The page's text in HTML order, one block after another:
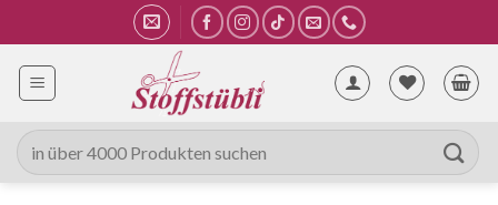
Inhalt
springen
Suche
nach: